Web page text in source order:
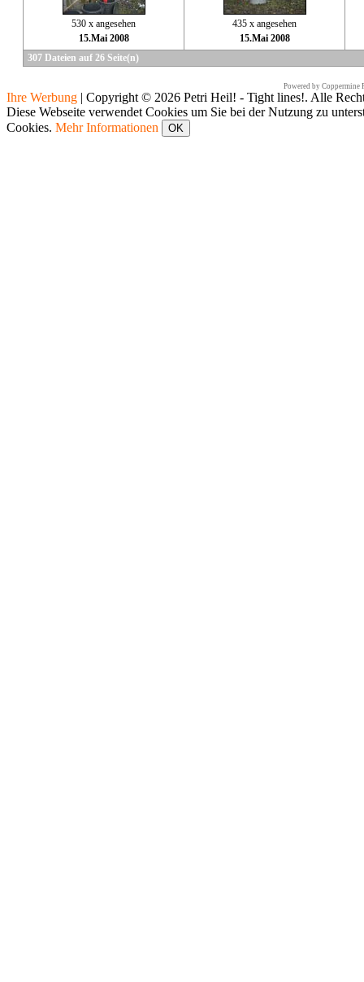
530 x angesehen
15.Mai 2008
435 x angesehen
15.Mai 2008
307 Dateien auf 26 Seite(n)
Powered by Coppermine
Ihre Werbung | Copyright © 2026 Petri Heil! - Tight lines!. Alle
Diese Webseite verwendet Cookies um Sie bei der Nutzung zu
Cookies. Mehr Informationen OK